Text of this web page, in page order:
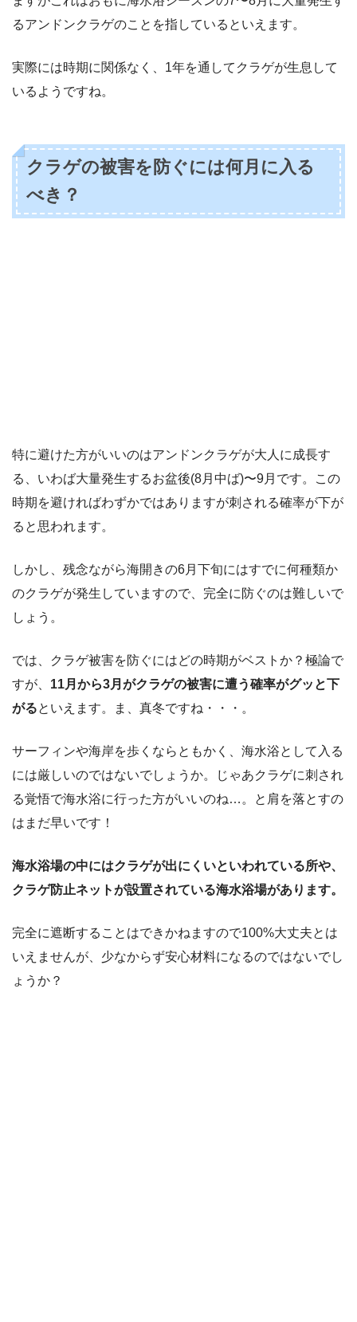
るアンドンクラゲのことを指しているといえます。
実際には時期に関係なく、1年を通してクラゲが生息して
いるようですね。
クラゲの被害を防ぐには何月に入る
べき？
特に避けた方がいいのはアンドンクラゲが大人に成長す
る、いわば大量発生するお盆後(8月中ば)〜9月です。この
時期を避ければわずかではありますが刺される確率が下が
ると思われます。
しかし、残念ながら海開きの6月下旬にはすでに何種類か
のクラゲが発生していますので、完全に防ぐのは難しいで
しょう。
では、クラゲ被害を防ぐにはどの時期がベストか？極論で
すが、 11月から3月がクラゲの被害に遭う確率がグッと下
がるといえます。ま、真冬ですね・・・。
サーフィンや海岸を歩くならともかく、海水浴として入る
には厳しいのではないでしょうか。じゃあクラゲに刺され
る覚悟で海水浴に行った方がいいのね…。と肩を落とすの
はまだ早いです！
海水浴場の中にはクラゲが出にくいといわれている所や、
クラゲ防止ネットが設置されている海水浴場があります。
完全に遮断することはできかねますので100%大丈夫とは
いえませんが、少なからず安心材料になるのではないでし
ょうか？